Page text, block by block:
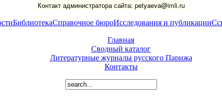
Контакт администратора сайта: petyaeva@imli.ru
БиблиотекаСправочное бюроИсследования и публикации
Главная
Сводный каталог
Литературные журналы русского Парижа
Контакты